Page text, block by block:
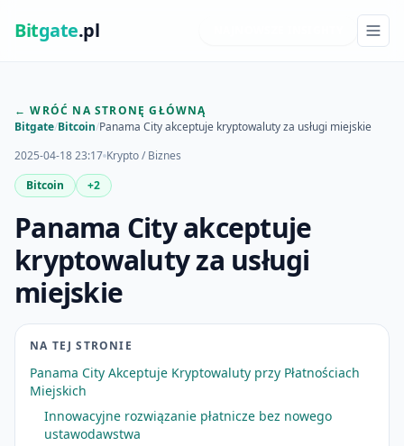
Bitgate.pl
← WRÓĆ NA STRONĘ GŁÓWNĄ
Bitgate/Bitcoin/Panama City akceptuje kryptowaluty za usługi miejskie
2025-04-18 23:17 Krypto / Biznes
Bitcoin
+2
Panama City akceptuje
kryptowaluty za usługi
miejskie
NA TEJ STRONIE
Panama City Akceptuje Kryptowaluty przy Płatnościach
Miejskich
Innowacyjne rozwiązanie płatnicze bez nowego
ustawodawstwa